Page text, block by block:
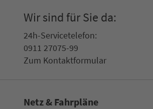
Wir sind für Sie da:
24h-Ser­vice­te­le­fon:
0911 27075-99
Zum Kon­taktformular
Netz & Fahrpläne